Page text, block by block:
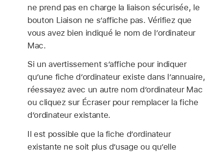
ne prend pas en charge la liaison sécurisée, le
bouton Liaison ne s’affiche pas. Vérifiez que
vous avez bien indiqué le nom de l’ordinateur
Mac.
Si un avertissement s’affiche pour indiquer
qu’une fiche d’ordinateur existe dans l’annuaire,
réessayez avec un autre nom d’ordinateur Mac
ou cliquez sur Écraser pour remplacer la fiche
d’ordinateur existante.
Il est possible que la fiche d’ordinateur
existante ne soit plus d’usage ou qu’elle